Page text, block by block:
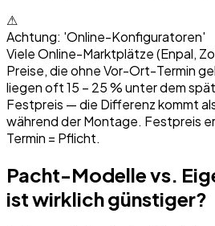
⚠
Achtung: 'Online-Konfiguratoren'
Viele Online-Marktplätze (Enpal,
Preise, die ohne Vor-Ort-Termin
liegen oft 15 – 25 % unter dem
Festpreis — die Differenz kommt
während der Montage. Festpreis
Termin = Pflicht.
Pacht-Modelle vs.
ist wirklich günstiger?